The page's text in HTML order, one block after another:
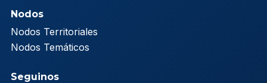
Nodos
Nodos Territoriales
Nodos Temáticos
Seguinos